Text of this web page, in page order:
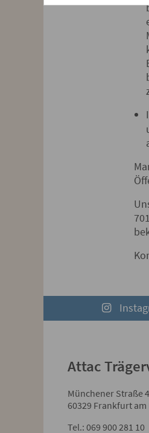
Attac
Münchener Straße
60329 Frankfurt am
Tel.: 069 900 281 10